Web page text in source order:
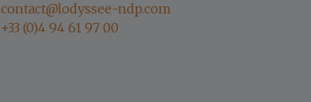
contact@lodyssee-ndp.com
+33 (0)4 94 61 97 00